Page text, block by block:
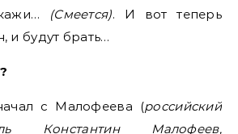
(Смеется). И вот теперь
и будут брать…
с Малофеева (российский
Константин Малофеев,